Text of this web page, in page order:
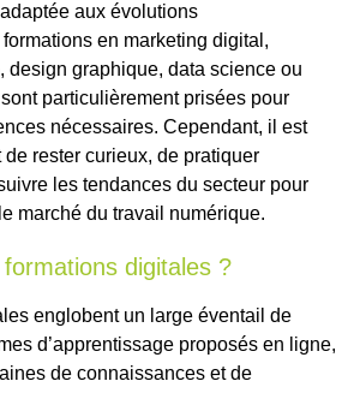
aux évolutions
en marketing digital,
design graphique, data science ou
particulièrement prisées pour
nécessaires. Cependant, il est
rester curieux, de pratiquer
les tendances du secteur pour
marché du travail numérique.
digitales ?
englobent un large éventail de
d’apprentissage proposés en ligne,
de connaissances et de